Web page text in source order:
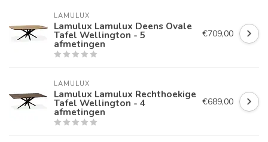
LAMULUX
Lamulux Lamulux Deens Ovale
Tafel Wellington - 5
afmetingen
€709,00
LAMULUX
Lamulux Lamulux Rechthoekige
Tafel Wellington - 4
afmetingen
€689,00